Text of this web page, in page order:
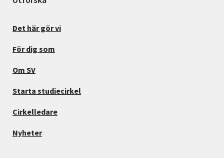
Det här gör vi
För dig som
Om SV
Starta studiecirkel
Cirkelledare
Nyheter